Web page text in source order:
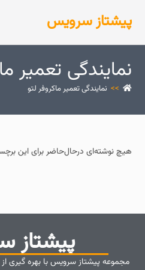
پیشتاز سرویس
نمایندگی تعمیر
>> نمایندگی تعمیر ماکروفر لتو
هیچ نوشته‌ای درحال‌حاضر برای این
پیشتاز
مجموعه پیشتاز سرویس با بهره